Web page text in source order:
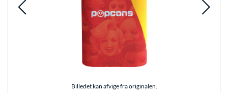
Billedet kan afvige fra originalen.